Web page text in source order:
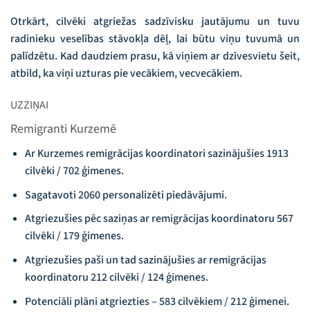
Otrkārt, cilvēki atgriežas sadzīvisku jautājumu un tuvu
radinieku veselības stāvokļa dēļ, lai būtu viņu tuvumā un
palīdzētu. Kad daudziem prasu, kā viņiem ar dzīvesvietu šeit,
atbild, ka viņi uzturas pie vecākiem, vecvecākiem.
UZZIŅAI
Remigranti Kurzemē
Ar Kurzemes remigrācijas koordinatori sazinājušies 1913
cilvēki / 702 ģimenes.
Sagatavoti 2060 personalizēti piedāvājumi.
Atgriezušies pēc saziņas ar remigrācijas koordinatoru 567
cilvēki / 179 ģimenes.
Atgriezušies paši un tad sazinājušies ar remigrācijas
koordinatoru 212 cilvēki / 124 ģimenes.
Potenciāli plāni atgriezties – 583 cilvēkiem / 212 ģimenei.